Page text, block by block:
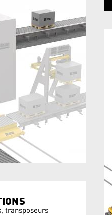
transposeurs